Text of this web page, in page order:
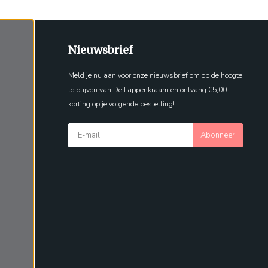
Nieuwsbrief
Meld je nu aan voor onze nieuwsbrief om op de hoogte
te blijven van De Lappenkraam en ontvang €5,00
korting op je volgende bestelling!
Abonneer